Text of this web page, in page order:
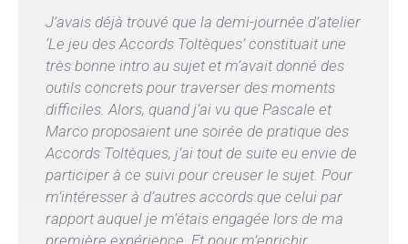
J’avais déjà trouvé que la demi-journée d’atelier
‘Le jeu des Accords Toltèques’ constituait une
très bonne intro au sujet et m’avait donné des
outils concrets pour traverser des moments
difficiles. Alors, quand j’ai vu que Pascale et
Marco proposaient une soirée de pratique des
Accords Toltèques, j’ai tout de suite eu envie de
participer à ce suivi pour creuser le sujet. Pour
m’intéresser à d’autres accords que celui par
rapport auquel je m’étais engagée lors de ma
première expérience. Et pour m’enrichir